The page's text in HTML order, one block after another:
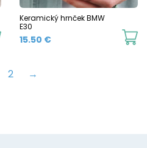
chosen
on
product
This
has
Keramický hrnček BMW
E30
15.50 €
2 →